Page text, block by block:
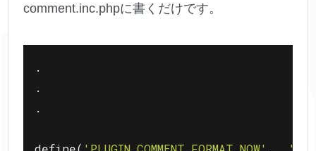
comment.inc.phpに書くだけです。
.
.
.